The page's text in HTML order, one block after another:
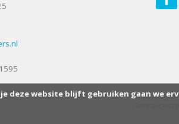
deze website blijft gebruiken gaan we